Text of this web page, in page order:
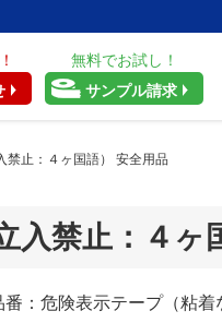
無料でお試し！
サンプル請求
禁止：４ヶ国語） 安全用品
入禁止：４ヶ
：危険表示テープ（粘着